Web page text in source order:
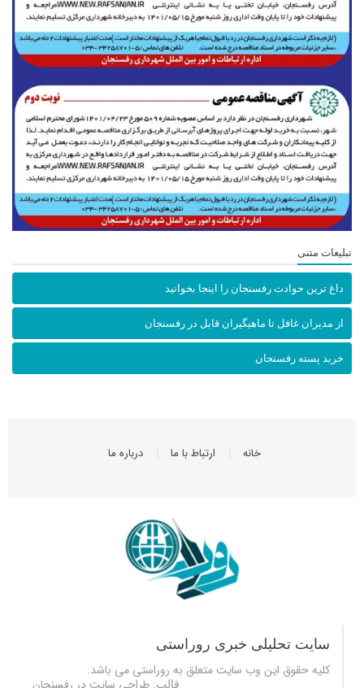
تبلیغات متنی
داغ ترین حوادث رفسنجان را اینجا بخوانید
از مدیران غافل تا ماهیگیران قابل در رفسنجان
خرید پسته رفسنجان
خانه ارتباط با ما درباره ما
سایت تحلیلی خبری روراستی
کلیه حقوق این وب سایت متعلق به روراستی می باشد.
قالب: